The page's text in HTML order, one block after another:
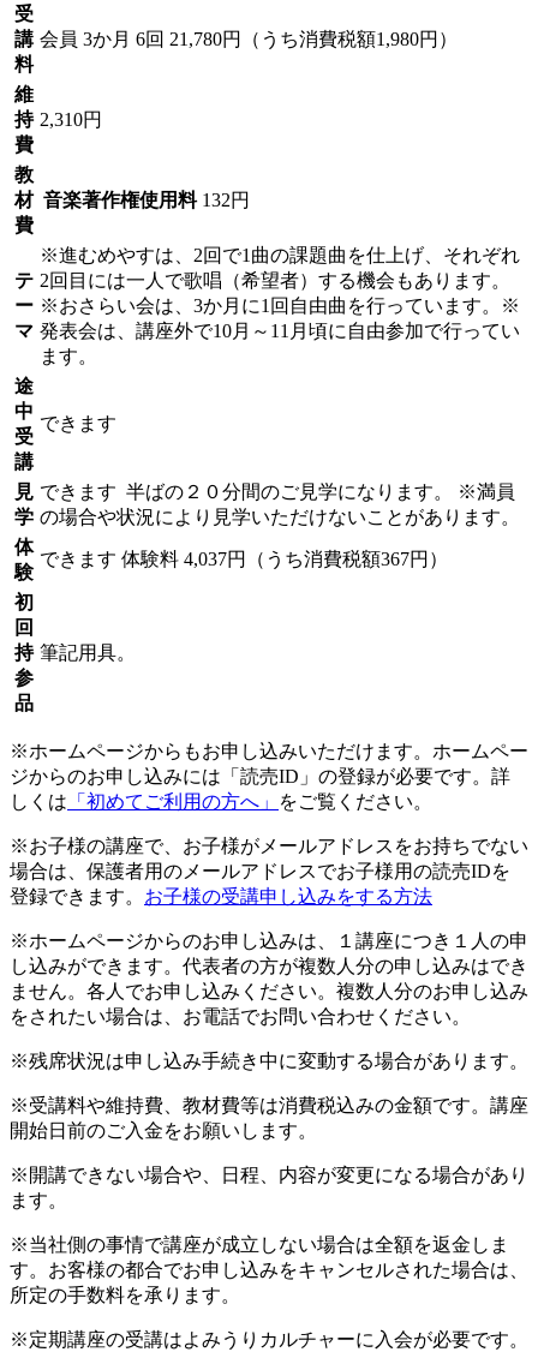
受
講
料
会員 3か月 6回 21,780円（うち消費税額1,980円）
維
持
費
2,310円
教
材
費
音楽著作権使用料 132円
テ
ー
マ
※進むめやすは、2回で1曲の課題曲を仕上げ、それぞれ
2回目には一人で歌唱（希望者）する機会もあります。
※おさらい会は、3か月に1回自由曲を行っています。※
発表会は、講座外で10月～11月頃に自由参加で行ってい
ます。
途
中
受
講
できます
見
学
できます 半ばの２０分間のご見学になります。 ※満員
の場合や状況により見学いただけないことがあります。
体
験
できます 体験料 4,037円（うち消費税額367円）
初
回
持
参
品
筆記用具。
※ホームページからもお申し込みいただけます。ホームペー
ジからのお申し込みには「読売ID」の登録が必要です。詳
しくは 「初めてご利用の方へ」 をご覧ください。
※お子様の講座で、お子様がメールアドレスをお持ちでない
場合は、保護者用のメールアドレスでお子様用の読売IDを
登録できます。 お子様の受講申し込みをする方法
※ホームページからのお申し込みは、１講座につき１人の申
し込みができます。代表者の方が複数人分の申し込みはでき
ません。各人でお申し込みください。複数人分のお申し込み
をされたい場合は、お電話でお問い合わせください。
※残席状況は申し込み手続き中に変動する場合があります。
※受講料や維持費、教材費等は消費税込みの金額です。講座
開始日前のご入金をお願いします。
※開講できない場合や、日程、内容が変更になる場合があり
ます。
※当社側の事情で講座が成立しない場合は全額を返金しま
す。お客様の都合でお申し込みをキャンセルされた場合は、
所定の手数料を承ります。
※定期講座の受講はよみうりカルチャーに入会が必要です。